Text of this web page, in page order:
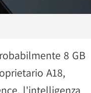
8 GB
A18,
l'intelligenza